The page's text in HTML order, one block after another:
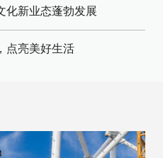
化新业态蓬勃发展
点亮美好生活